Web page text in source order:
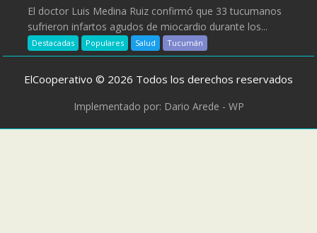
El doctor Luis Medina Ruiz confirmó que 33 tucumanos
sufrieron infartos agudos de miocardio durante los...
Destacadas Populares Salud Tucumán
ElCooperativo © 2026 Todos los derechos reservados